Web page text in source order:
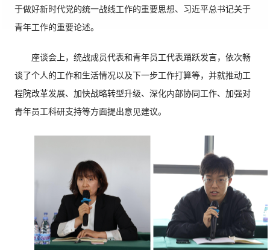
于做好新时代党的统一战线工作的重要思想、习近平总书记关于
青年工作的重要论述。
座谈会上，统战成员代表和青年员工代表踊跃发言，依次畅
谈了个人的工作和生活情况以及下一步工作打算等，并就推动工
程院改革发展、加快战略转型升级、深化内部协同工作、加强对
青年员工科研支持等方面提出意见建议。